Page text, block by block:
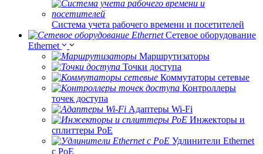
Система учета рабочего времени и посетителей
Сетевое оборудование
Ethernet
Маршрутизаторы
Точки доступа
Коммутаторы сетевые
Контроллеры
точек доступа
Адаптеры Wi-Fi
Инжекторы и
сплиттеры РоЕ
Удлинители Ethernet
с PoE